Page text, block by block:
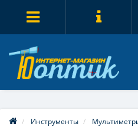
Инструменты